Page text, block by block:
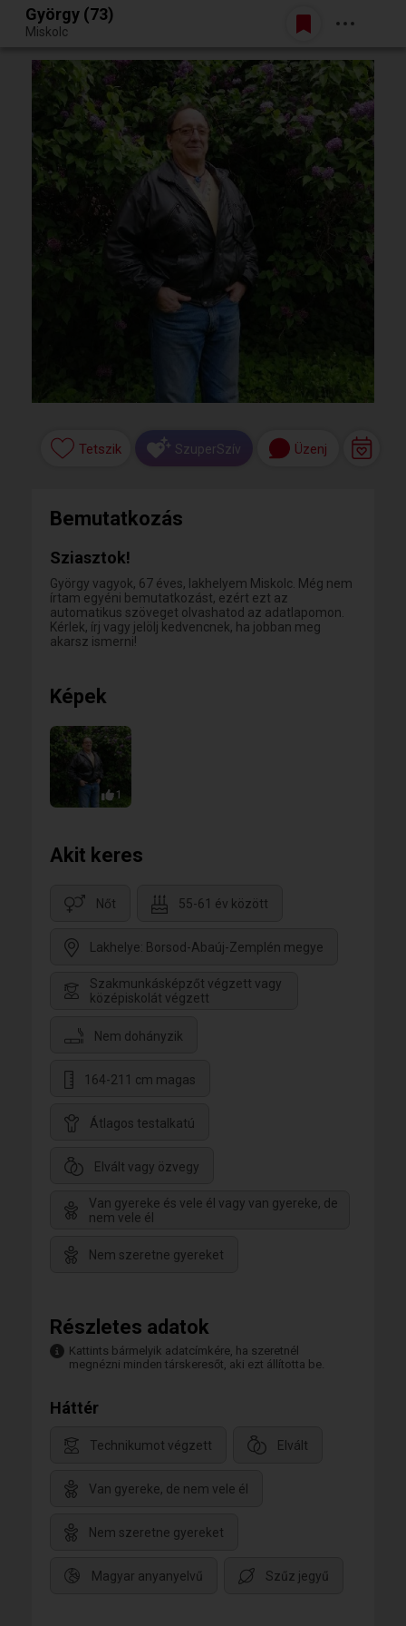
Egy jó randiból bármi lehet.
Belépés
György (73)
Miskolc
Tetszik SzuperSzív Üzenj
Bemutatkozás
Sziasztok!
György vagyok, 67 éves, lakhelyem Miskolc. Még nem
írtam egyéni bemutatkozást, ezért ezt az
automatikus szöveget olvashatod az adatlapomon.
Kérlek, írj vagy jelölj kedvencnek, ha jobban meg
akarsz ismerni!
Képek
1
Akit keres
Nőt 55-61 év között
Lakhelye: Borsod-Abaúj-Zemplén megye
Szakmunkásképzőt végzett vagy
középiskolát végzett
Nem dohányzik
164-211 cm magas
Átlagos testalkatú
Elvált vagy özvegy
Van gyereke és vele él vagy van gyereke, de
nem vele él
Nem szeretne gyereket
Részletes adatok
Kattints bármelyik adatcímkére, ha szeretnél
megnézni minden társkeresőt, aki ezt állította be.
Háttér
Technikumot végzett Elvált
Van gyereke, de nem vele él
Nem szeretne gyereket
Magyar anyanyelvű Szűz jegyű